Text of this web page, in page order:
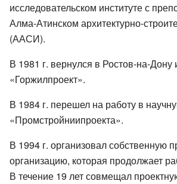
исследовательском институте с
Алма-Атинском архитектурно-
(ААСИ).
В 1981 г. вернулся в Ростов-на-Дону
«Горжилпроект».
В 1984 г. перешел на работу в
«Промстройниипроекта».
В 1994 г. организовал собственную
организацию, которая продолжает
В течение 19 лет совмещал